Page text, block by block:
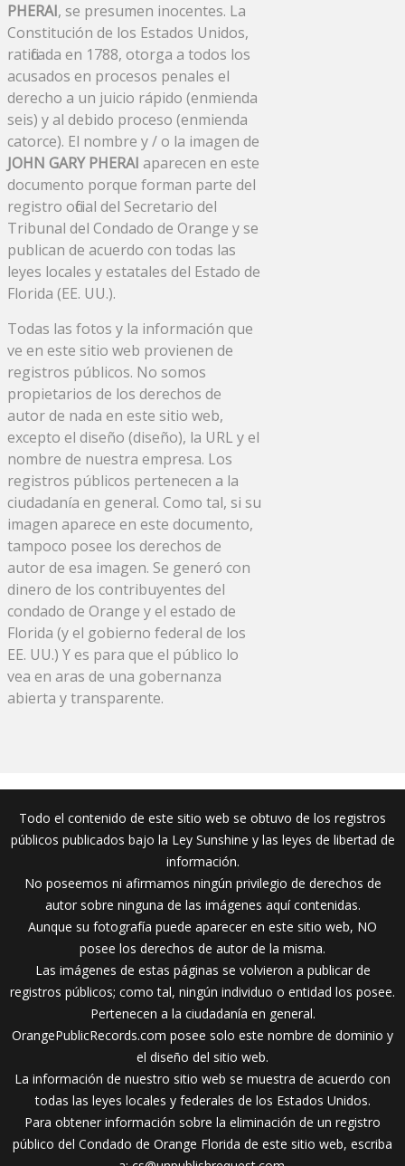
PHERAI, se presumen inocentes. La
Constitución de los Estados Unidos,
ratificada en 1788, otorga a todos los
acusados ​​en procesos penales el
derecho a un juicio rápido (enmienda
seis) y al debido proceso (enmienda
catorce). El nombre y / o la imagen de
JOHN GARY PHERAI aparecen en este
documento porque forman parte del
registro oficial del Secretario del
Tribunal del Condado de Orange y se
publican de acuerdo con todas las
leyes locales y estatales del Estado de
Florida (EE. UU.).
Todas las fotos y la información que
ve en este sitio web provienen de
registros públicos. No somos
propietarios de los derechos de
autor de nada en este sitio web,
excepto el diseño (diseño), la URL y el
nombre de nuestra empresa. Los
registros públicos pertenecen a la
ciudadanía en general. Como tal, si su
imagen aparece en este documento,
tampoco posee los derechos de
autor de esa imagen. Se generó con
dinero de los contribuyentes del
condado de Orange y el estado de
Florida (y el gobierno federal de los
EE. UU.) Y es para que el público lo
vea en aras de una gobernanza
abierta y transparente.
Todo el contenido de este sitio web se obtuvo de los registros
públicos publicados bajo la Ley Sunshine y las leyes de libertad de
información.
No poseemos ni afirmamos ningún privilegio de derechos de
autor sobre ninguna de las imágenes aquí contenidas.
Aunque su fotografía puede aparecer en este sitio web, NO
posee los derechos de autor de la misma.
Las imágenes de estas páginas se volvieron a publicar de
registros públicos; como tal, ningún individuo o entidad los posee.
Pertenecen a la ciudadanía en general.
OrangePublicRecords.com posee solo este nombre de dominio y
el diseño del sitio web.
La información de nuestro sitio web se muestra de acuerdo con
todas las leyes locales y federales de los Estados Unidos.
Para obtener información sobre la eliminación de un registro
público del Condado de Orange Florida de este sitio web, escriba